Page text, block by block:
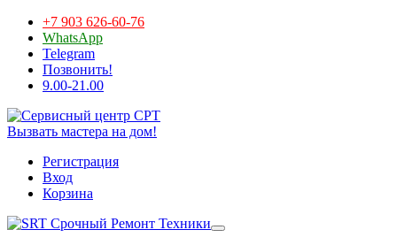
+7 903 626-60-76
WhatsApp
Telegram
Позвонить!
9.00-21.00
Вызвать мастера на дом!
Регистрация
Вход
Корзина
Срочный Ремонт Техники